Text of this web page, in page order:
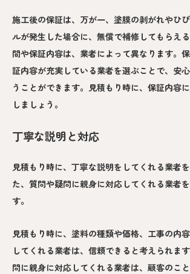
施工後の保証は、万が一、塗膜の剥がれやひ
ルが発生した場合に、無償で補修してもらえ
間や保証内容は、業者によって異なります。
証内容が充実している業者を選ぶことで、安
うことができます。見積もり時に、保証内容
しましょう。
丁寧な説明と対応
見積もり時に、丁寧な説明をしてくれる業者
た、質問や疑問に親身に対応してくれる業者
す。
見積もり時に、塗料の種類や価格、工事の内
してくれる業者は、信頼できると考えられま
問に親身に対応してくれる業者は、顧客のこ